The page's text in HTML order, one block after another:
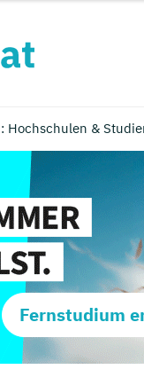
Hochschulen &
Fernstudium